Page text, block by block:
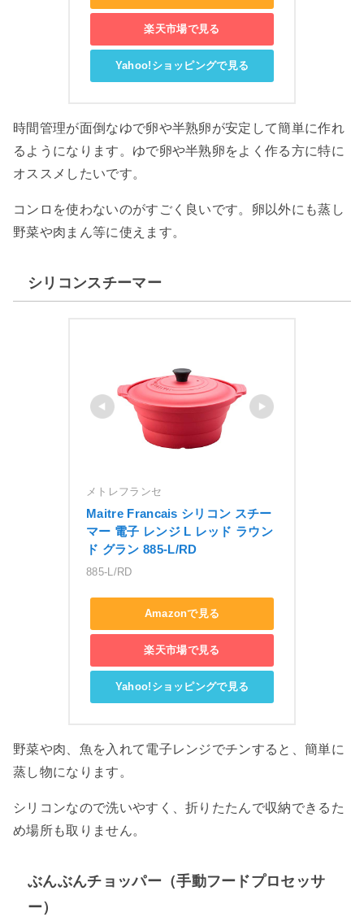
楽天市場で見る
Yahoo!ショッピングで見る
時間管理が面倒なゆで卵や半熟卵が安定して簡単に作れ
るようになります。ゆで卵や半熟卵をよく作る方に特に
オススメしたいです。
コンロを使わないのがすごく良いです。卵以外にも蒸し
野菜や肉まん等に使えます。
シリコンスチーマー
メトレフランセ
Maitre Francais シリコン スチー
マー 電子 レンジ L レッド ラウン
ド グラン 885-L/RD
885-L/RD
Amazonで見る
楽天市場で見る
Yahoo!ショッピングで見る
野菜や肉、魚を入れて電子レンジでチンすると、簡単に
蒸し物になります。
シリコンなので洗いやすく、折りたたんで収納できるた
め場所も取りません。
ぶんぶんチョッパー（手動フードプロセッサ
ー）